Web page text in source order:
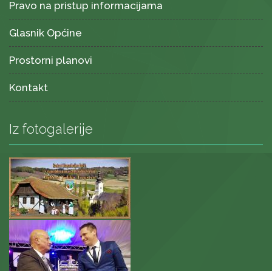
Pravo na pristup informacijama
Glasnik Općine
Prostorni planovi
Kontakt
Iz fotogalerije